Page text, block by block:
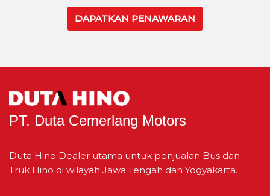
DAPATKAN PENAWARAN
PT. Duta Cemerlang Motors
Duta Hino Dealer utama untuk penjualan Bus dan
Truk Hino di wilayah Jawa Tengah dan Yogyakarta.